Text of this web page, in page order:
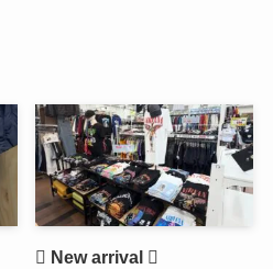
🫟 New arrival 🫟